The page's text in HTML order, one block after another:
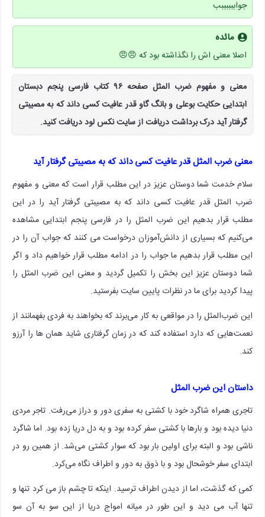
جواببببببب
مائده
اصلا معنی اش را نگذاشته بود که 😠😠
معنی و مفهوم ضرب المثل صفحه ۹۶ کتاب فارسی پنجم دبستان
ابتدایی حکایت بوعلی و بانگ گاو قدر عافیت کسی داند که به مصیبتی
گرفتار آید درک برداشت دریافت از سایت نکس لود دریافت کنید.
معنی ضرب المثل قدر عافیت کسی داند که به مصیبتی گرفتار آید
سلام خدمت شما دوستان عزیز در این مطلب قرار است که معنی و مفهوم
ضرب المثل قدر عافیت کسی داند که به مصیبتی گرفتار آید را در این
مطلب قرار بدهیم این ضرب المثل را در فارسی پنجم ابتدایی مشاهده
می‌کنیم که بسیاری از دانش‌آموزان درخواست می کنند که جواب آن را در
این مطلب قرار بدهیم ما جواب را در ادامه مطلب قرار خواهیم داد و اگر
شما دوستان عزیز این بخش را تکمیل گردید و معنی این ضرب المثل را
پیدا کردید برای ما در نظرات پایین سایت بفرستید.
این ضرب‌المثل را در مواقعی به کار می‌برند که بخواهند به فردی بفهمانند از
نعمت‌هایی که دارد استفاده کند که در زمان گرفتاری شاید همان ها را آرزو
کند.
داستان این ضرب‌ المثل
تاجری همراه شاگرد خود با کشتی به سفری دور و دراز می‌رفت. تاجر مردی
دنیا دیده بود و بارها با کشتی سفر کرده بود و به دل دریا زده بود. اما شاگرد
ناشی بود و البته برای اولین بار بود که سوار کشتی می‌شد. از همین رو در
ابتدای سفر خوشحال بود و با ذوق به دور و اطراف نگاه می‌کرد.
کمی که گذشت، اما از دیدن اطراف ترسید. اینکه تا چشم باز می کرد تنها و
تنها آب می دید و این طور در میانه امواج دریا از این سو به آن سو